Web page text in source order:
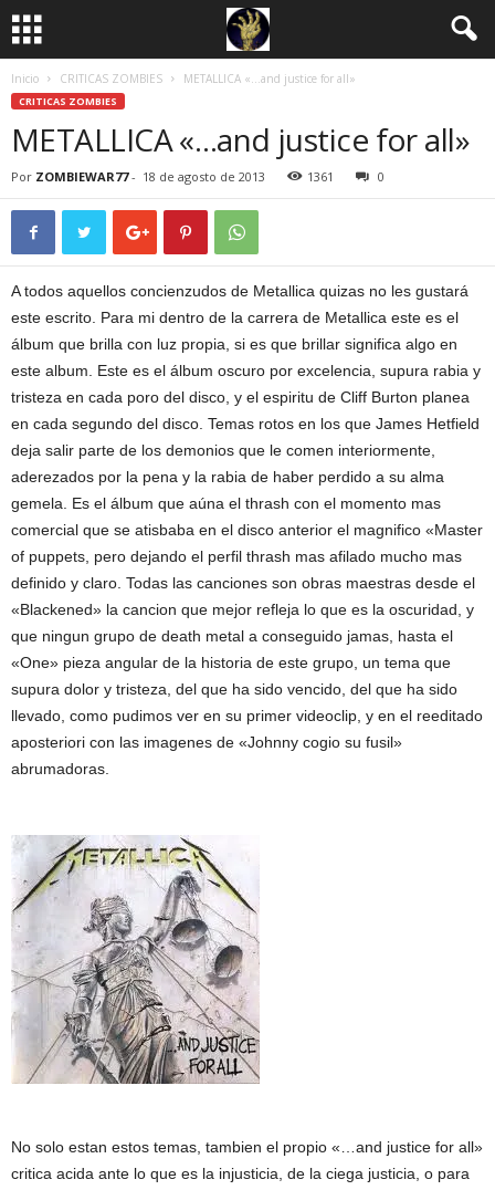
Inicio CRITICAS ZOMBIES METALLICA «…and justice for all»
CRITICAS ZOMBIES
METALLICA «…and justice for all»
Por ZOMBIEWAR77- 18 de agosto de 2013 1361 0
A todos aquellos concienzudos de Metallica quizas no les gustará
este escrito. Para mi dentro de la carrera de Metallica este es el
álbum que brilla con luz propia, si es que brillar significa algo en
este album. Este es el álbum oscuro por excelencia, supura rabia y
tristeza en cada poro del disco, y el espiritu de Cliff Burton planea
en cada segundo del disco. Temas rotos en los que James Hetfield
deja salir parte de los demonios que le comen interiormente,
aderezados por la pena y la rabia de haber perdido a su alma
gemela. Es el álbum que aúna el thrash con el momento mas
comercial que se atisbaba en el disco anterior el magnifico «Master
of puppets, pero dejando el perfil thrash mas afilado mucho mas
definido y claro. Todas las canciones son obras maestras desde el
«Blackened» la cancion que mejor refleja lo que es la oscuridad, y
que ningun grupo de death metal a conseguido jamas, hasta el
«One» pieza angular de la historia de este grupo, un tema que
supura dolor y tristeza, del que ha sido vencido, del que ha sido
llevado, como pudimos ver en su primer videoclip, y en el reeditado
aposteriori con las imagenes de «Johnny cogio su fusil»
abrumadoras.
No solo estan estos temas, tambien el propio «…and justice for all»
critica acida ante lo que es la injusticia, de la ciega justicia, o para